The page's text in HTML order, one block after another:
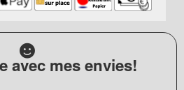
avec mes envies!